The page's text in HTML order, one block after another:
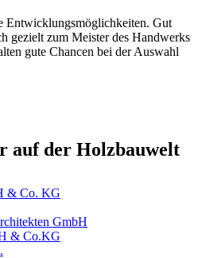
Entwicklungsmöglichkeiten. Gut
gezielt zum Meister des Handwerks
gute Chancen bei der Auswahl
auf der Holzbauwelt